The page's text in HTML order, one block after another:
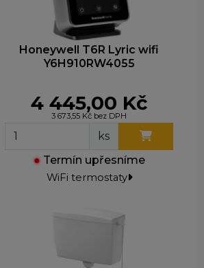
Honeywell T6R Lyric wifi
Y6H910RW4055
4 445,00 Kč
3 673,55 Kč bez DPH
ks
●Termín upřesníme
WiFi termostaty